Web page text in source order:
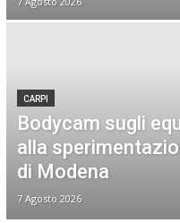
CARPI
Bodycam sugli
alla
di Modena
7 Agosto 2026